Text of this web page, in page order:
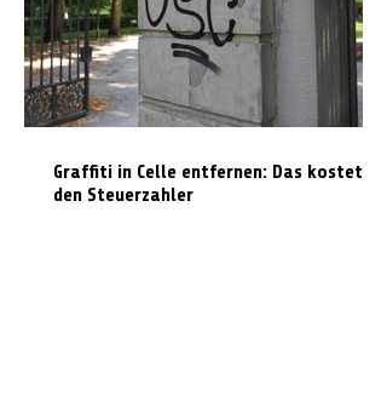
Graffiti in Celle entfernen: Das kostet es
den Steuerzahler